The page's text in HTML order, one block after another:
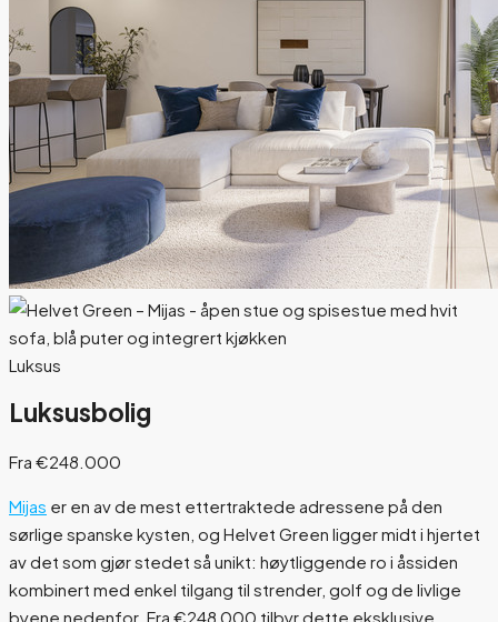
Luksus
Luksusbolig
Fra €248.000
Mijas er en av de mest ettertraktede adressene på den
sørlige spanske kysten, og Helvet Green ligger midt i hjertet
av det som gjør stedet så unikt: høytliggende ro i åssiden
kombinert med enkel tilgang til strender, golf og de livlige
byene nedenfor. Fra €248 000 tilbyr dette eksklusive